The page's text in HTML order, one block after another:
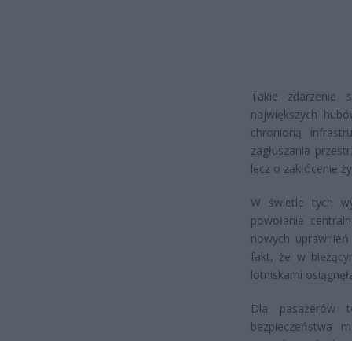
Takie zdarzenie
największych
chronioną
zagłuszania
lecz o zakłócenie
W świetle tych
powołanie
nowych
fakt, że w
lotniskami
Dla pasażerów
bezpieczeństwa